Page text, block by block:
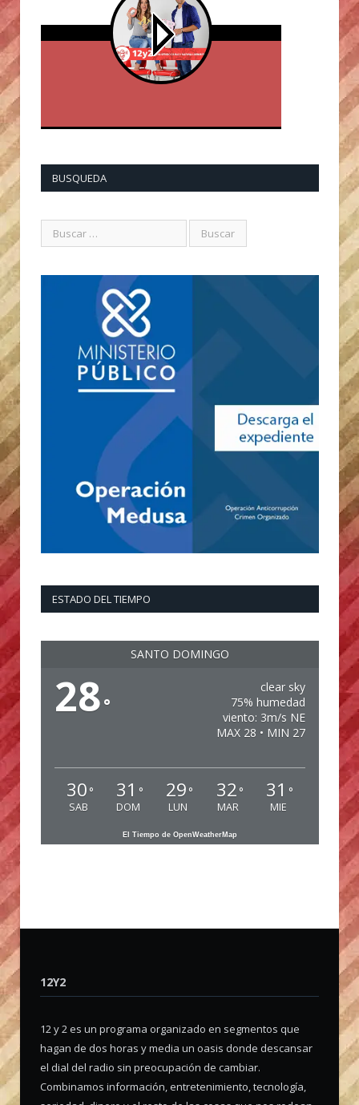
BUSQUEDA
ESTADO DEL TIEMPO
SANTO DOMINGO
28°
clear sky
75% humedad
viento: 3m/s NE
MAX 28 • MIN 27
30 °
SAB
31 °
DOM
29 °
LUN
32 °
MAR
31 °
MIE
El Tiempo de OpenWeatherMap
12Y2
12 y 2 es un programa organizado en segmentos que
hagan de dos horas y media un oasis donde descansar
el dial del radio sin preocupación de cambiar.
Combinamos información, entretenimiento, tecnología,